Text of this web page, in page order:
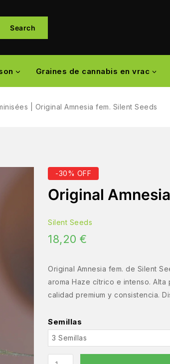
Search
Graines de cannabis en vrac
Original Amnesia fem. Silent Seeds
-30% OFF
Original
Silent Seeds
18,20 €
Original Amnesia fem. de Silent
aroma Haze cítrico e intenso.
calidad premium y consistencia.
Semillas